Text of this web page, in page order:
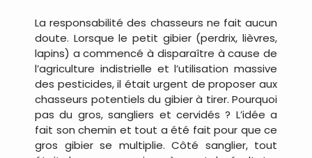
La responsabilité des chasseurs ne fait aucun
doute. Lorsque le petit gibier (perdrix, lièvres,
lapins) a commencé à disparaître à cause de
l’agriculture indistrielle et l’utilisation massive
des pesticides, il était urgent de proposer aux
chasseurs potentiels du gibier à tirer. Pourquoi
pas du gros, sangliers et cervidés ? L’idée a
fait son chemin et tout a été fait pour que ce
gros gibier se multiplie. Côté sanglier, tout